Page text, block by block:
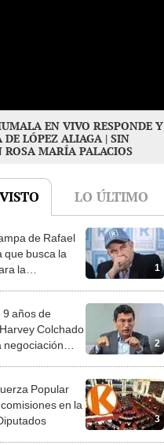
EN VIVO RESPONDE Y
DE LÓPEZ ALIAGA | SIN
ROSA MARÍA PALACIOS
LO ÚLTIMO
1
de Rafael
que busca la
la
2
9 años de
Colchado
negociación
3
Popular
en la